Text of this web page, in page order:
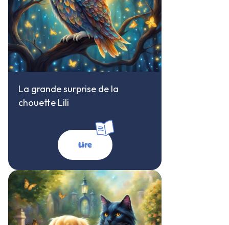
La grande surprise de la
chouette Lili
Lire